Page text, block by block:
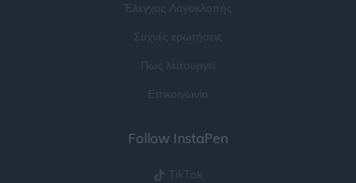
Έλεγχος Λογοκλοπής
Συχνές ερωτήσεις
Πως λειτουργεί
Επικοινωνία
Follow InstaPen
TikTok